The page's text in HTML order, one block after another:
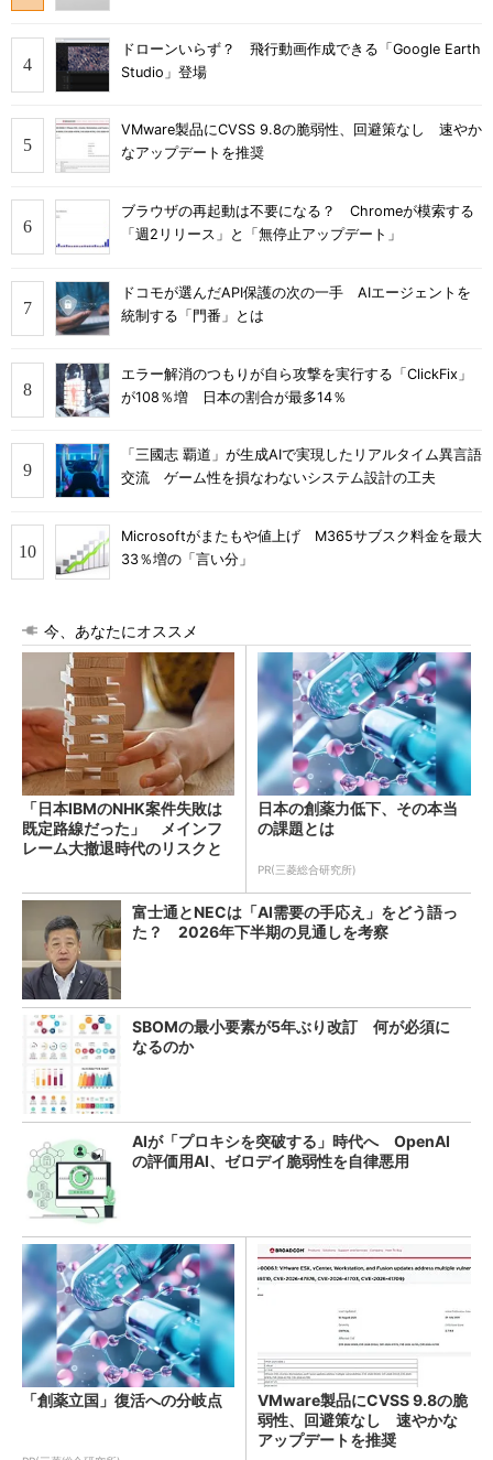
ドローンいらず？ 飛行動画作成できる「Google Earth
Studio」登場
VMware製品にCVSS 9.8の脆弱性、回避策なし 速やか
なアップデートを推奨
ブラウザの再起動は不要になる？ Chromeが模索する
「週2リリース」と「無停止アップデート」
ドコモが選んだAPI保護の次の一手 AIエージェントを
統制する「門番」とは
エラー解消のつもりが自ら攻撃を実行する「ClickFix」
が108％増 日本の割合が最多14％
「三國志 覇道」が生成AIで実現したリアルタイム異言語
交流 ゲーム性を損なわないシステム設計の工夫
Microsoftがまたもや値上げ M365サブスク料金を最大
33％増の「言い分」
今、あなたにオススメ
「日本IBMのNHK案件失敗は
既定路線だった」 メインフ
レーム大撤退時代のリスクと
日本の創薬力低下、その本当
の課題とは
PR(三菱総合研究所)
富士通とNECは「AI需要の手応え」をどう語っ
た？ 2026年下半期の見通しを考察
SBOMの最小要素が5年ぶり改訂 何が必須に
なるのか
AIが「プロキシを突破する」時代へ OpenAI
の評価用AI、ゼロデイ脆弱性を自律悪用
「創薬立国」復活への分岐点
VMware製品にCVSS 9.8の脆
弱性、回避策なし 速やかな
アップデートを推奨